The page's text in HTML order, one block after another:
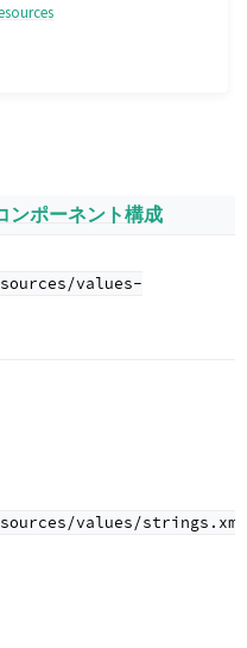
ンポーネント構成
values-
values/strings.xml